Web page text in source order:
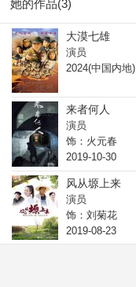
她的作品(3)
大漠七雄
演员
2024(中国内地)
来者何人
演员
饰：火元春
2019-10-30
风从塬上来
演员
饰：刘菊花
2019-08-23